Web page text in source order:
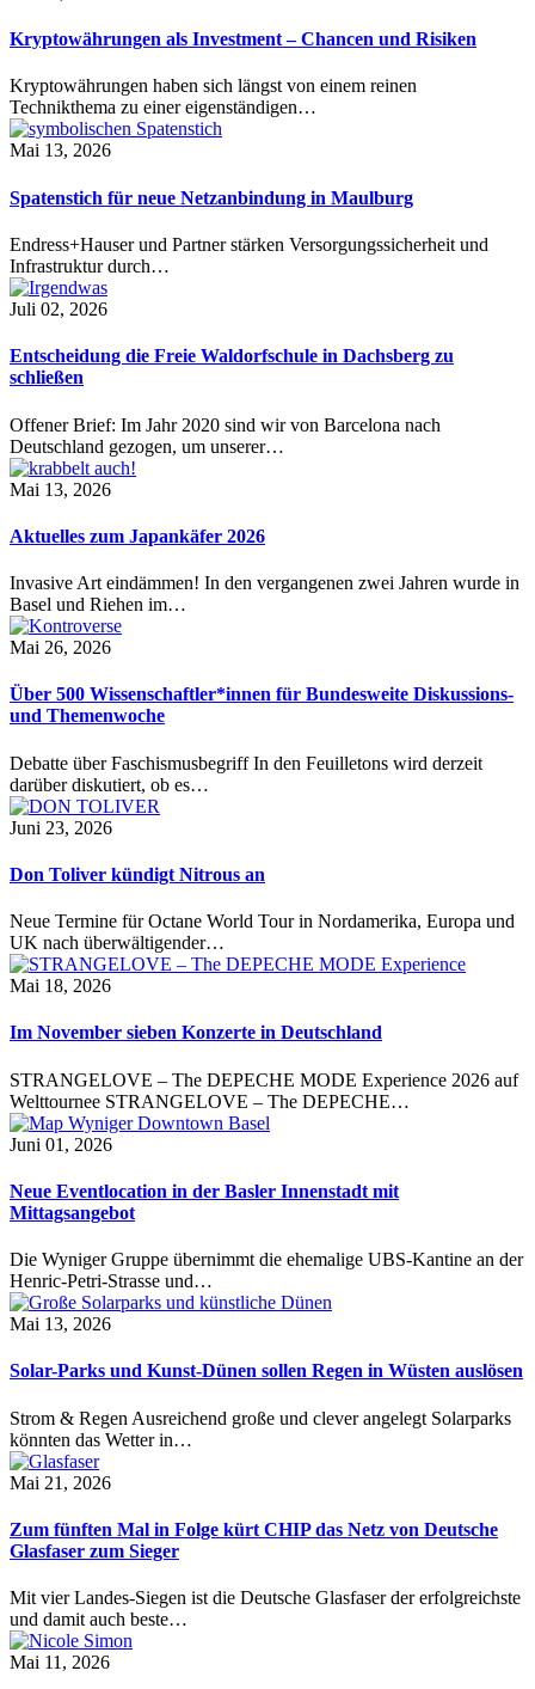
Kryptowährungen als Investment – Chancen und Risiken
Kryptowährungen haben sich längst von einem reinen
Technikthema zu einer eigenständigen…
Mai 13, 2026
Spatenstich für neue Netzanbindung in Maulburg
Endress+Hauser und Partner stärken Versorgungssicherheit und
Infrastruktur durch…
Juli 02, 2026
Entscheidung die Freie Waldorfschule in Dachsberg zu
schließen
Offener Brief: Im Jahr 2020 sind wir von Barcelona nach
Deutschland gezogen, um unserer…
Mai 13, 2026
Aktuelles zum Japankäfer 2026
Invasive Art eindämmen! In den vergangenen zwei Jahren wurde in
Basel und Riehen im…
Mai 26, 2026
Über 500 Wissenschaftler*innen für Bundesweite Diskussions-
und Themenwoche
Debatte über Faschismusbegriff In den Feuilletons wird derzeit
darüber diskutiert, ob es…
Juni 23, 2026
Don Toliver kündigt Nitrous an
Neue Termine für Octane World Tour in Nordamerika, Europa und
UK nach überwältigender…
Mai 18, 2026
Im November sieben Konzerte in Deutschland
STRANGELOVE – The DEPECHE MODE Experience 2026 auf
Welttournee STRANGELOVE – The DEPECHE…
Juni 01, 2026
Neue Eventlocation in der Basler Innenstadt mit
Mittagsangebot
Die Wyniger Gruppe übernimmt die ehemalige UBS-Kantine an der
Henric-Petri-Strasse und…
Mai 13, 2026
Solar-Parks und Kunst-Dünen sollen Regen in Wüsten auslösen
Strom & Regen Ausreichend große und clever angelegt Solarparks
könnten das Wetter in…
Mai 21, 2026
Zum fünften Mal in Folge kürt CHIP das Netz von Deutsche
Glasfaser zum Sieger
Mit vier Landes-Siegen ist die Deutsche Glasfaser der erfolgreichste
und damit auch beste…
Mai 11, 2026